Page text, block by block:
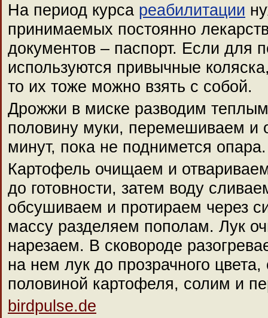
На период курса реабилитации
принимаемых постоянно
документов – паспорт. Если для
используются привычные
то их тоже можно взять с собой.
Дрожжи в миске разводим
половину муки, перемешиваем и
минут, пока не поднимется опара.
Картофель очищаем и
до готовности, затем воду
обсушиваем и протираем через
массу разделяем пополам. Лук
нарезаем. В сковороде
на нем лук до прозрачного
половиной картофеля, солим и
birdpulse.de